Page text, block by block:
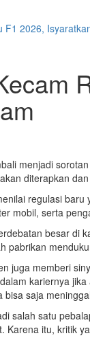
F1 2026,
menjadi
diterapkan
regulasi
mobil, serta
besar di
pabrikan
juga memberi
kariernya
saja
salah satu
Karena itu, kritik